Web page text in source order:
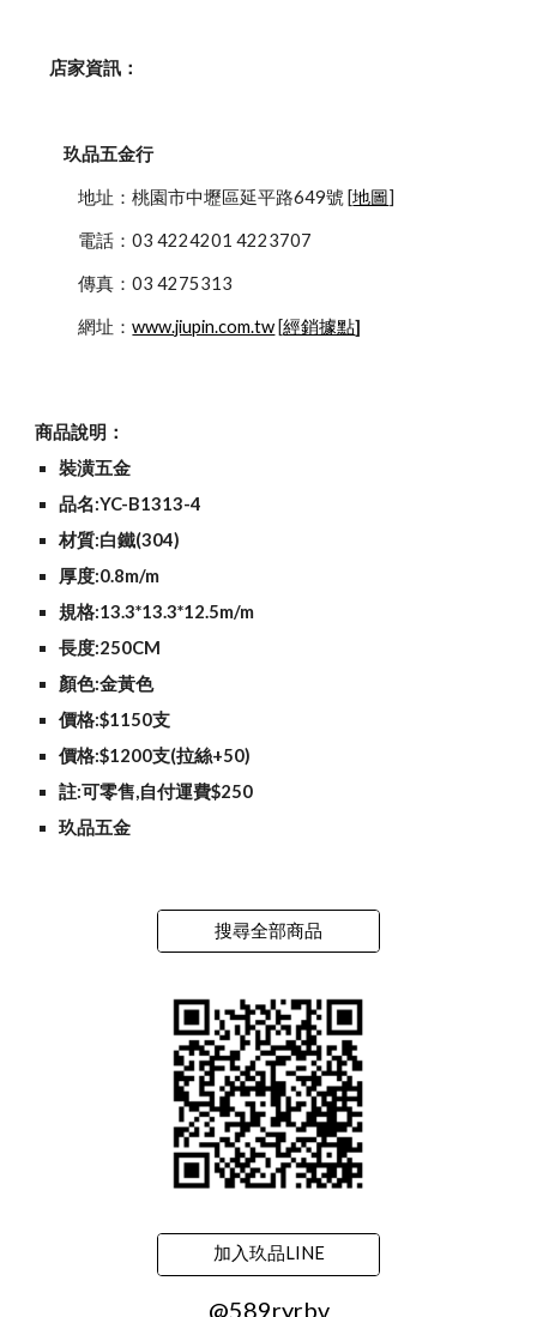
    店家資訊：
玖品五金行
            地址：桃園市中壢區延平路649號 [
地圖]
            電話：03 4224201 4223707
            傳真：03 4275313
            網址：
www.jiupin.com.tw [經銷據點]
商品說明：
裝潢五金
品名:YC-B1313-4
材質:白鐵(304)
厚度:0.8m/m
規格:13.3*13.3*12.5m/m
長度:250CM
顏色:金黃色
價格:$1150支
價格:$1200支(拉絲+50)
註:可零售,自付運費$250
玖品五金
搜尋全部商品
加入玖品LINE
@589ryrbv